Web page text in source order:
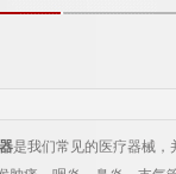
是我们常见的医疗器械